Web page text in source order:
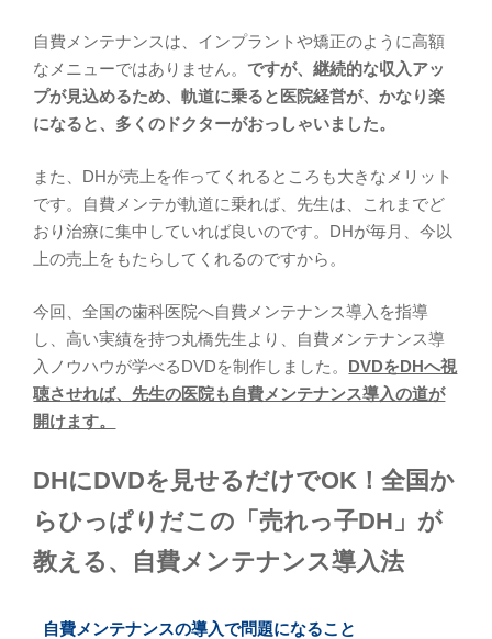
自費メンテナンスは、インプラントや矯正のように高額
なメニューではありません。 ですが、継続的な収入アッ
プが見込めるため、軌道に乗ると医院経営が、かなり楽
になると、多くのドクターがおっしゃいました。
また、DHが売上を作ってくれるところも大きなメリット
です。自費メンテが軌道に乗れば、先生は、これまでど
おり治療に集中していれば良いのです。DHが毎月、今以
上の売上をもたらしてくれるのですから。
今回、全国の歯科医院へ自費メンテナンス導入を指導
し、高い実績を持つ丸橋先生より、自費メンテナンス導
入ノウハウが学べるDVDを制作しました。 DVDをDHへ視
聴させれば、先生の医院も自費メンテナンス導入の道が
開けます。
DHにDVDを見せるだけでOK！全国か
らひっぱりだこの「売れっ子DH」が
教える、自費メンテナンス導入法
自費メンテナンスの導入で問題になること